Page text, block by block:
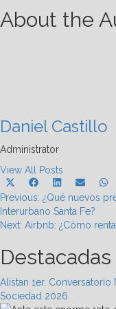
About the
Daniel Castillo
Administrator
View All Posts
Share
on
(Twitter)
Share
on
Facebook
Share
on
LinkedInShare
on
Email
Post
navigation
Previous: ¿Qué nuevos
Interurbano Santa Fe?
Next: Airbnb: ¿Cómo
Destacadas
Alistan 1er.
Sociedad 2026